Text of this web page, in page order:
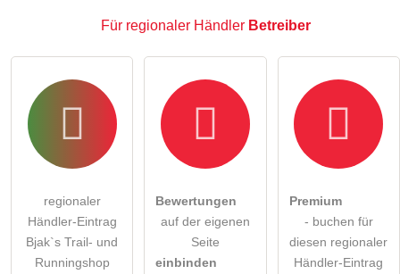
Für regionaler Händler Betreiber
regionaler
Händler-Eintrag
Bjak`s Trail- und
Runningshop
Bewertungen
auf der eigenen
Seite
einbinden
Premium
- buchen für
diesen regionaler
Händler-Eintrag